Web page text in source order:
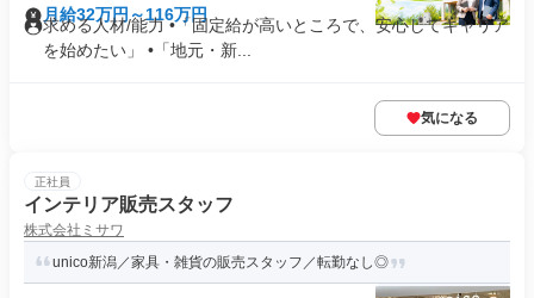
月給32万円～116万円
求める人材/能力 •「固定給が高いところで、安心してキャリア
を始めたい」 •「地元・新...
気になる
正社員
インテリア販売スタッフ
株式会社ミサワ
unico新潟／家具・雑貨の販売スタッフ／転勤なし◎